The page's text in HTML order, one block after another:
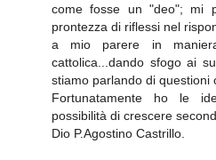
come fosse un "deo"; mi
prontezza di riflessi nel
a mio parere in
cattolica...dando sfogo ai
stiamo parlando di questioni
Fortunatamente ho le
possibilità di crescere
Dio P.Agostino Castrillo.